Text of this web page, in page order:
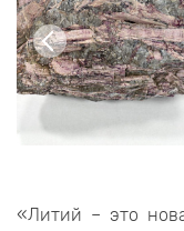
«Литий – это